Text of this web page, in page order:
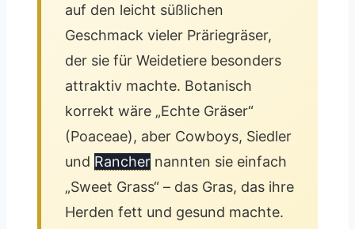
auf den leicht süßlichen
Geschmack vieler Präriegräser,
der sie für Weidetiere besonders
attraktiv machte. Botanisch
korrekt wäre „Echte Gräser“
(Poaceae), aber Cowboys, Siedler
und Rancher nannten sie einfach
„Sweet Grass“ – das Gras, das ihre
Herden fett und gesund machte.